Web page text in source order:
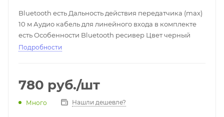
Bluetooth есть Дальность действия передатчика (max)
10 м Аудио кабель для линейного входа в комплекте
есть Особенности Bluetooth ресивер Цвет черный
Подробности
780 руб./шт
Много Нашли дешевле?